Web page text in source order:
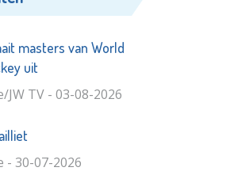
masters van World
uit
JW TV - 03-08-2026
- 30-07-2026